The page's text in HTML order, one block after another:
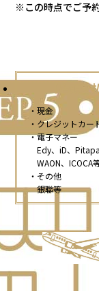
※この時点でご予
【店頭
・現金
・クレジットカー
・電子マネー
Edy、iD、
WAON、ICOCA
・その他
銀聯等